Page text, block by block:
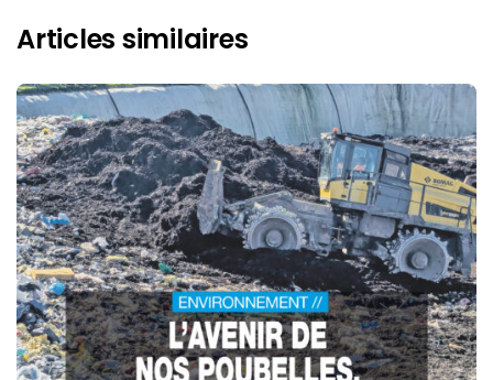
Articles similaires